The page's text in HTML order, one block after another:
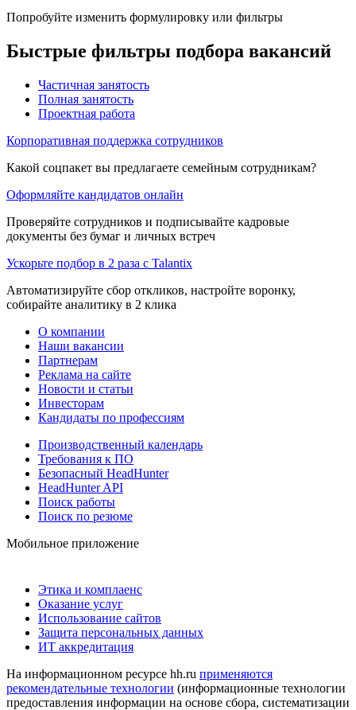
Попробуйте изменить формулировку или фильтры
Быстрые фильтры подбора вакансий
Частичная занятость
Полная занятость
Проектная работа
Корпоративная поддержка сотрудников
Какой соцпакет вы предлагаете семейным сотрудникам?
Оформляйте кандидатов онлайн
Проверяйте сотрудников и подписывайте кадровые
документы без бумаг и личных встреч
Ускорьте подбор в 2 раза с Talantix
Автоматизируйте сбор откликов, настройте воронку,
собирайте аналитику в 2 клика
О компании
Наши вакансии
Партнерам
Реклама на сайте
Новости и статьи
Инвесторам
Кандидаты по профессиям
Производственный календарь
Требования к ПО
Безопасный HeadHunter
HeadHunter API
Поиск работы
Поиск по резюме
Мобильное приложение
Этика и комплаенс
Оказание услуг
Использование сайтов
Защита персональных данных
ИТ аккредитация
На информационном ресурсе hh.ru применяются
рекомендательные технологии (информационные технологии
предоставления информации на основе сбора, систематизации